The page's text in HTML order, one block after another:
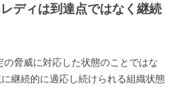
ディは到達点ではなく継続
脅威に対応した状態のことではな
継続的に適応し続けられる組織状態